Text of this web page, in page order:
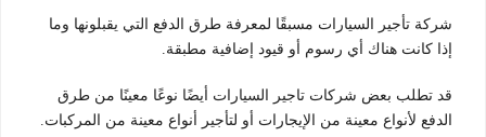
شركة تأجير السيارات مسبقًا لمعرفة طرق الدفع التي يقبلونها وما
إذا كانت هناك أي رسوم أو قيود إضافية مطبقة.
قد تطلب بعض شركات تاجير السيارات أيضًا نوعًا معينًا من طرق
الدفع لأنواع معينة من الإيجارات أو لتأجير أنواع معينة من المركبات.